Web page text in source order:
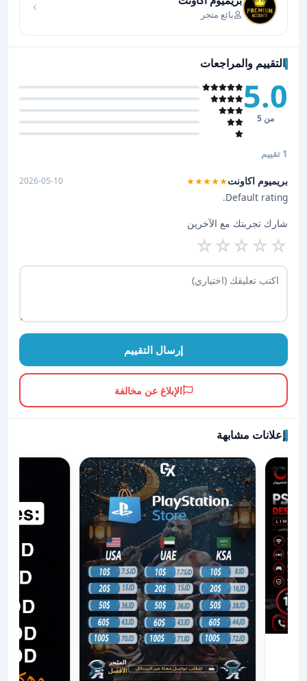
بائع متجر
التقييم والمراجعات
5.0
من 5
1 تقييم
بريميوم اكاونت★★★★★
2026-05-10
Default rating.
شارك تجربتك مع الآخرين
☆
☆
☆
☆
☆
إرسال التقييم
الإبلاغ عن مخالفة
إعلانات مشابهة